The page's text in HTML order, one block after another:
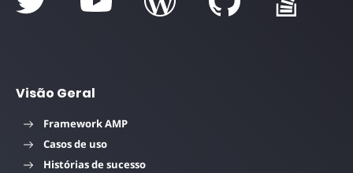
Visão Geral
Framework AMP
Casos de uso
Histórias de sucesso